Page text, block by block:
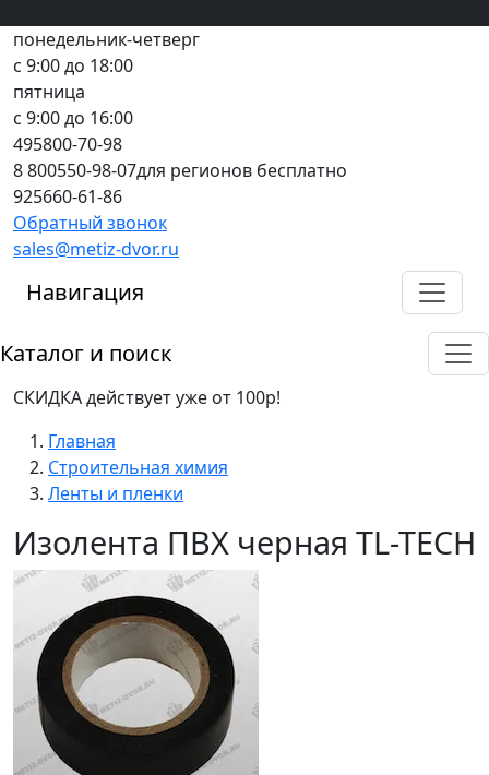
понедельник-четверг
с 9:00 до 18:00
пятница
с 9:00 до 16:00
495800-70-98
8 800550-98-07для регионов бесплатно
925660-61-86
Обратный звонок
sales@metiz-dvor.ru
Навигация
Каталог и поиск
СКИДКА действует уже от 100р!
Главная
Строительная химия
Ленты и пленки
Изолента ПВХ черная TL-TECH